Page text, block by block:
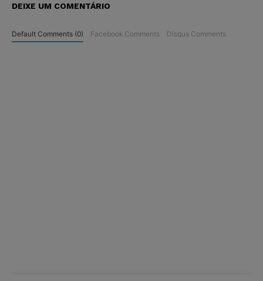
DEIXE UM COMENTÁRIO
Default Comments (0) Facebook Comments Disqus Comments